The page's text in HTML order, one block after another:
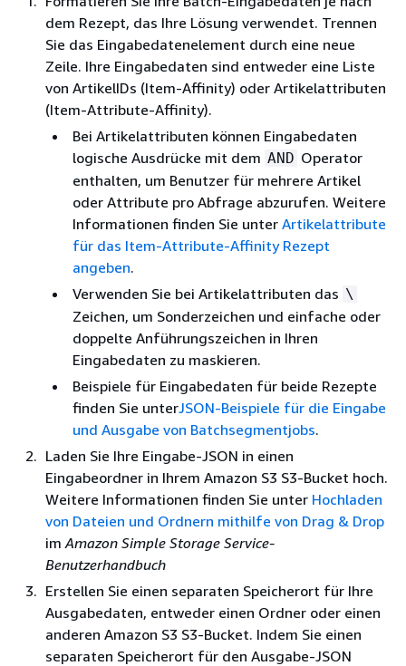
dem Rezept, das Ihre Lösung verwendet. Trennen
Sie das Eingabedatenelement durch eine neue
Zeile. Ihre Eingabedaten sind entweder eine Liste
von ArtikelIDs (Item-Affinity) oder Artikelattributen
(Item-Attribute-Affinity).
Bei Artikelattributen können Eingabedaten
logische Ausdrücke mit dem AND Operator
enthalten, um Benutzer für mehrere Artikel
oder Attribute pro Abfrage abzurufen. Weitere
Informationen finden Sie unter Artikelattribute
für das Item-Attribute-Affinity Rezept
angeben.
Verwenden Sie bei Artikelattributen das \
Zeichen, um Sonderzeichen und einfache oder
doppelte Anführungszeichen in Ihren
Eingabedaten zu maskieren.
Beispiele für Eingabedaten für beide Rezepte
finden Sie unterJSON-Beispiele für die Eingabe
und Ausgabe von Batchsegmentjobs.
Laden Sie Ihre Eingabe-JSON in einen
Eingabeordner in Ihrem Amazon S3 S3-Bucket hoch.
Weitere Informationen finden Sie unter Hochladen
von Dateien und Ordnern mithilfe von Drag & Drop
imAmazon Simple Storage Service-
Benutzerhandbuch
Erstellen Sie einen separaten Speicherort für Ihre
Ausgabedaten, entweder einen Ordner oder einen
anderen Amazon S3 S3-Bucket. Indem Sie einen
separaten Speicherort für den Ausgabe-JSON